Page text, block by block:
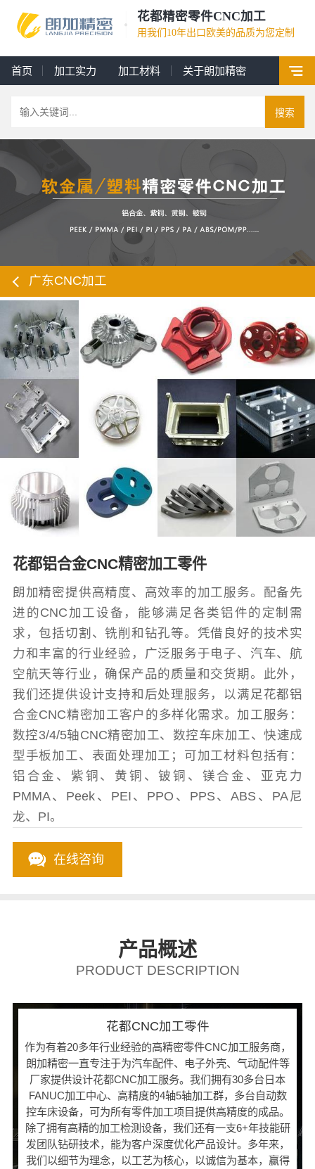
花都精密零件CNC加工
用我们10年出口欧美的品质为您定制
首页 加工实力 加工材料 关于朗加精密
搜索
广东CNC加工
花都铝合金CNC精密加工零件
朗加精密提供高精度、高效率的加工服务。配备先
进的CNC加工设备，能够满足各类铝件的定制需
求，包括切割、铣削和钻孔等。凭借良好的技术实
力和丰富的行业经验，广泛服务于电子、汽车、航
空航天等行业，确保产品的质量和交货期。此外，
我们还提供设计支持和后处理服务，以满足花都铝
合金CNC精密加工客户的多样化需求。加工服务：
数控3/4/5轴CNC精密加工、数控车床加工、快速成
型手板加工、表面处理加工；可加工材料包括有：
铝合金、紫铜、黄铜、铍铜、镁合金、亚克力
PMMA、Peek、PEI、PPO、PPS、ABS、PA尼
龙、PI。
在线咨询
产品概述
PRODUCT DESCRIPTION
花都CNC加工零件
作为有着20多年行业经验的高精密零件CNC加工服务商，
朗加精密一直专注于为汽车配件、电子外壳、气动配件等
厂家提供设计花都CNC加工服务。我们拥有30多台日本
FANUC加工中心、高精度的4轴5轴加工群，多台自动数
控车床设备，可为所有零件加工项目提供高精度的成品。
除了拥有高精的加工检测设备，我们还有一支6+年技能研
发团队钻研技术，能为客户深度优化产品设计。多年来，
我们以细节为理念，以工艺为核心，以诚信为基本，赢得